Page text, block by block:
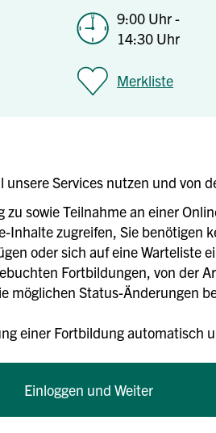
9:00 Uhr -
14:30 Uhr
Merkliste
unsere Services nutzen und von
sowie Teilnahme an einer
zugreifen, Sie benötigen
oder sich auf eine Warteliste
Fortbildungen, von der
möglichen Status-Änderungen
einer Fortbildung automatisch
Einloggen und Weiter